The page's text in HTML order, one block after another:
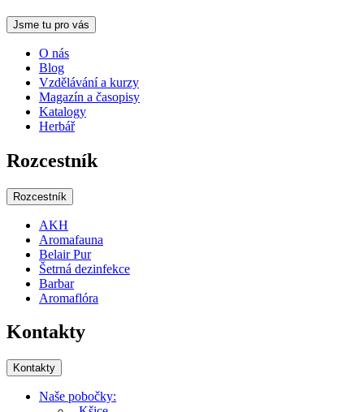
Jsme tu pro vás
O nás
Blog
Vzdělávání a kurzy
Magazín a časopisy
Katalogy
Herbář
Rozcestník
Rozcestník
AKH
Aromafauna
Belair Pur
Šetrná dezinfekce
Barbar
Aromaflóra
Kontakty
Kontakty
Naše pobočky: